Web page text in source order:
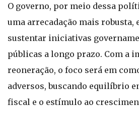
O governo, por meio dessa
uma arrecadação mais robusta,
sustentar iniciativas
públicas a longo prazo. Com a
reoneração, o foco será em
adversos, buscando equilíbrio
fiscal e o estímulo ao